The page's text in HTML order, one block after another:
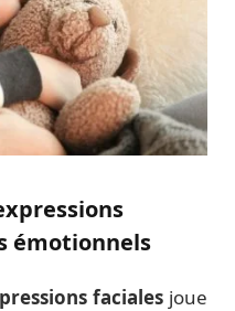
émotionnels
facialesjoue